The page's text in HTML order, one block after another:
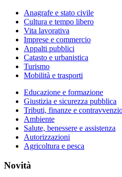
Anagrafe e stato civile
Cultura e tempo libero
Vita lavorativa
Imprese e commercio
Appalti pubblici
Catasto e urbanistica
Turismo
Mobilità e trasporti
Educazione e formazione
Giustizia e sicurezza pubblica
Tributi, finanze e
Ambiente
Salute, benessere e assistenza
Autorizzazioni
Agricoltura e pesca
Novità